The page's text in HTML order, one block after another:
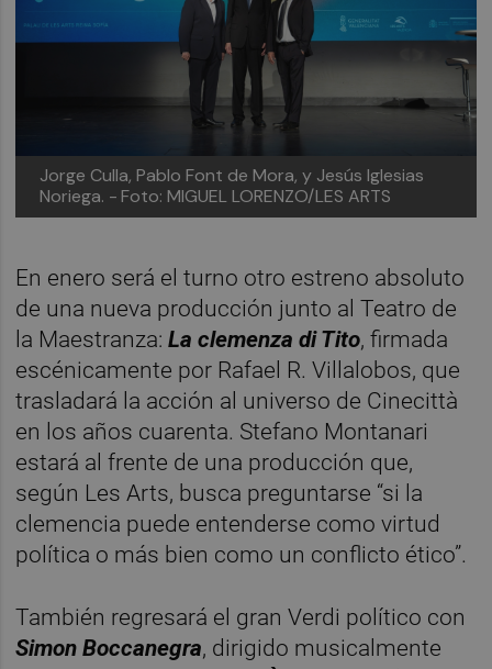
Jorge Culla, Pablo Font de Mora, y Jesús Iglesias
Noriega. - Foto: MIGUEL LORENZO/LES ARTS
En enero será el turno otro estreno absoluto
de una nueva producción junto al Teatro de
la Maestranza:La clemenza di Tito, firmada
escénicamente por Rafael R. Villalobos, que
trasladará la acción al universo de Cinecittà
en los años cuarenta. Stefano Montanari
estará al frente de una producción que,
según Les Arts, busca preguntarse “si la
clemencia puede entenderse como virtud
política o más bien como un conflicto ético”.
También regresará el gran Verdi político con
Simon Boccanegra, dirigido musicalmente